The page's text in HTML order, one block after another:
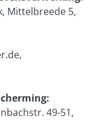
Mittelbreede 5,
,
49-51,